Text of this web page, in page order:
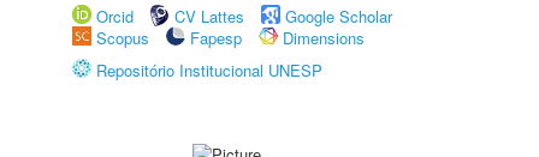
Orcid
CV Lattes
Google Scholar
Scopus
Fapesp
Dimensions
Repositório Institucional UNESP